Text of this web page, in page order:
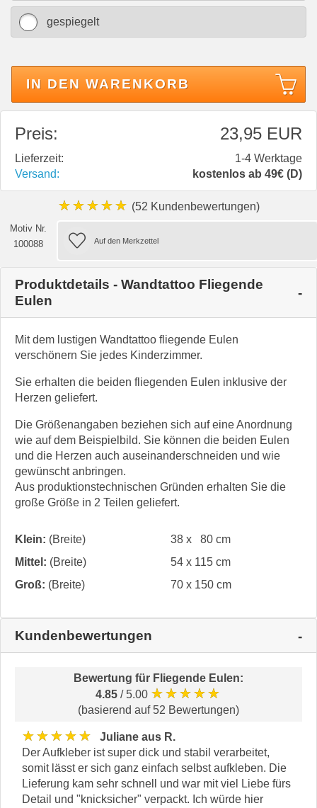
gespiegelt
IN DEN WARENKORB
Preis: 23,95 EUR
Lieferzeit:
1-4 Werktage
Versand:
kostenlos ab 49€ (D)
★★★★★ (52 Kundenbewertungen)
Motiv Nr.
100088
Produktdetails - Wandtattoo Fliegende
Eulen
Mit dem lustigen Wandtattoo fliegende Eulen
verschönern Sie jedes Kinderzimmer.
Sie erhalten die beiden fliegenden Eulen inklusive der
Herzen geliefert.
Die Größenangaben beziehen sich auf eine Anordnung
wie auf dem Beispielbild. Sie können die beiden Eulen
und die Herzen auch auseinanderschneiden und wie
gewünscht anbringen.
Aus produktionstechnischen Gründen erhalten Sie die
große Größe in 2 Teilen geliefert.
Klein: (Breite)
38 x 80 cm
Mittel: (Breite)
54 x 115 cm
Groß: (Breite) 70 x 150 cm
Kundenbewertungen
Bewertung für Fliegende Eulen:
4.85 / 5.00 ★★★★★
(basierend auf 52 Bewertungen)
★★★★★
Juliane aus R.
Der Aufkleber ist super dick und stabil verarbeitet,
somit lässt er sich ganz einfach selbst aufkleben. Die
Lieferung kam sehr schnell und war mit viel Liebe fürs
Detail und "knicksicher" verpackt. Ich würde hier